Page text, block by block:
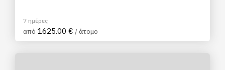
7 ημέρες
από 1625.00 € / άτομο